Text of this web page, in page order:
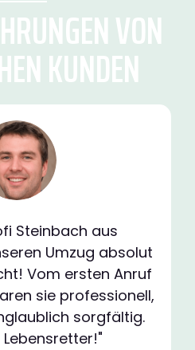
VON
KUNDEN
Steinbach aus
Umzug absolut
Vom ersten Anruf
sie professionell,
sorgfältig.
Lebensretter!"